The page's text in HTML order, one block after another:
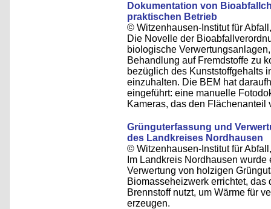
Dokumentation von
praktischen Betrieb
© Witzenhausen-Institut für
Die Novelle der
biologische
Behandlung auf Fremdstoffe zu
bezüglich des Kunststoffgehalts
einzuhalten. Die BEM hat
eingeführt: eine manuelle
Kameras, das den Flächenanteil
Grünguterfassung und
des Landkreises Nordhausen
© Witzenhausen-Institut für
Im Landkreis Nordhausen
Verwertung von holzigen
Biomasseheizwerk errichtet,
Brennstoff nutzt, um Wärme für
erzeugen.